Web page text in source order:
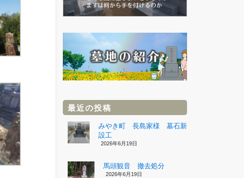
最近の投稿
みやき町 長島家様 墓石新
設工
2026年6月19日
馬頭観音 撤去処分
2026年6月19日